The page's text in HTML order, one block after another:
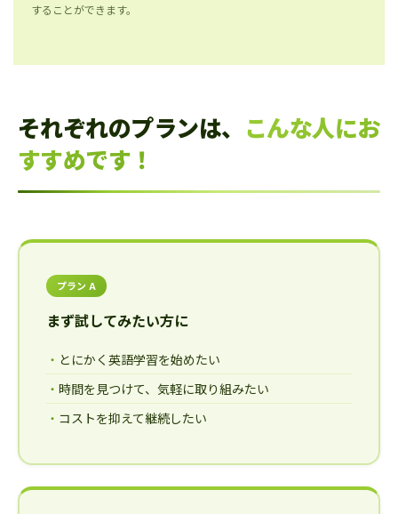
することができます。
それぞれのプランは、 こんな人にお
すすめです！
プラン A
まず試してみたい方に
とにかく英語学習を始めたい
時間を見つけて、気軽に取り組みたい
コストを抑えて継続したい